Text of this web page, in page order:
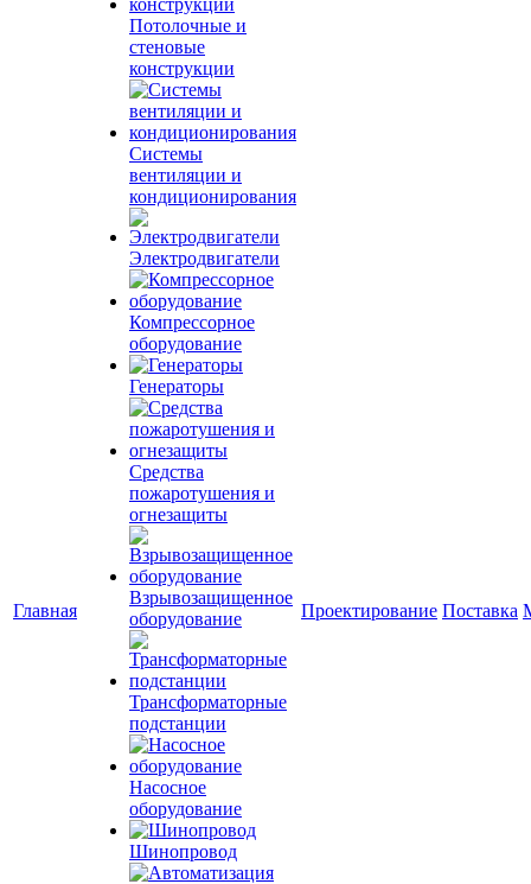
Главная
Потолочные и
стеновые
конструкции
Системы
вентиляции и
кондиционирования
Электродвигатели
Компрессорное
оборудование
Генераторы
Средства
пожаротушения и
огнезащиты
Взрывозащищенное
оборудование
Трансформаторные
подстанции
Насосное
оборудование
Шинопровод
Проектирование Поставка